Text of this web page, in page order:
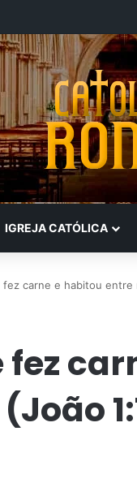
IGREJA CATÓLICA
fez carne e habitou entre
fez